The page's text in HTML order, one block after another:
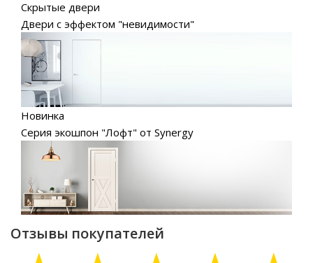
Скрытые двери
Двери с эффектом "невидимости"
Новинка
Серия экошпон "Лофт" от Synergy
Отзывы покупателей